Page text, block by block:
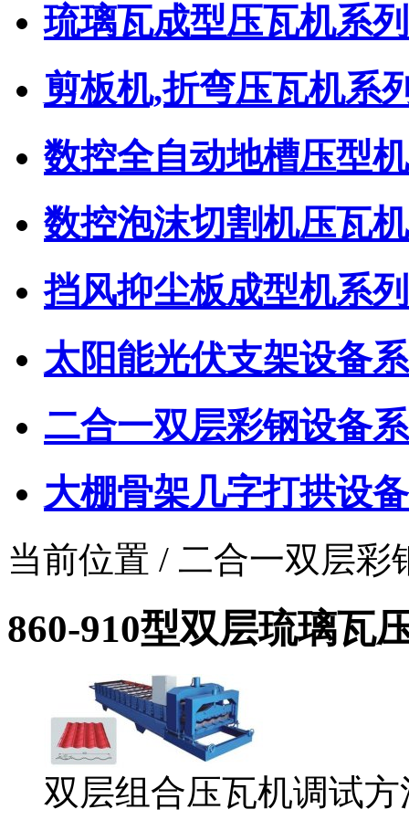
琉璃瓦成型压瓦机系列
剪板机,折弯压瓦机系
数控全自动地槽压型机
数控泡沫切割机压瓦
挡风抑尘板成型机系列
太阳能光伏支架设备
二合一双层彩钢设备
大棚骨架几字打拱设
当前位置 / 二合一双层彩
860-910型双层琉璃瓦
双层组合压瓦机调试